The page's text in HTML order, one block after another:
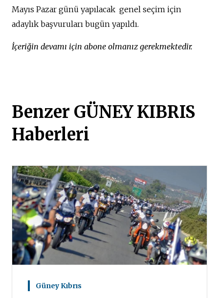
Mayıs Pazar günü yapılacak genel seçim için
adaylık başvuruları bugün yapıldı.
İçeriğin devamı için abone olmanız gerekmektedir.
Benzer GÜNEY KIBRIS
Haberleri
Güney Kıbrıs